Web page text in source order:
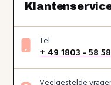
Tel
+ 49 1803 - 58